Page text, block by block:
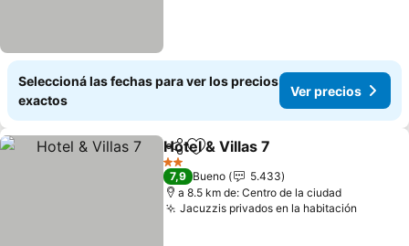
Seleccioná las fechas para ver los precios
exactos
Ver precios
CompartirAñadir a favoritos
Hotel & Villas 7
2 Estrellas
7,9 Bueno
5.433
a 8.5 km de: Centro de la ciudad
Jacuzzis privados en la habitación